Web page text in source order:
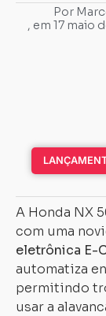
Por
, em 17 maio
A Honda NX
com uma
eletrônica E-
automatiza
permitindo
usar a